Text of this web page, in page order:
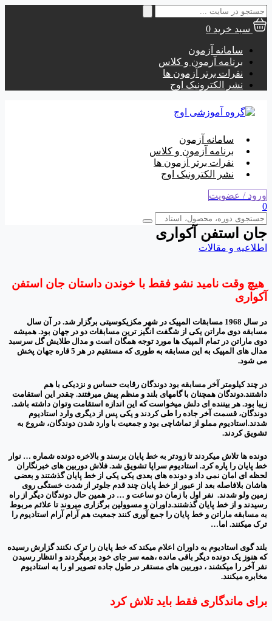
جستجو
برای:
سبد خرید 0
سامانه آزمون
برنامه آزمون و کلاس
نفرات برتر آزمون ها
نشر الکترونیک اوج
سامانه آزمون
برنامه آزمون و کلاس
نفرات برتر آزمون ها
نشر الکترونیک اوج
ورود / عضویت
0
جان استفن آکواری
اطلاعیه و مقالات
هیچ وقت نامید نشو فقط با خوندن داستان جان استفن
آکواری
در سال 1968 مسابقات المپیک در شهر مکزیکوسیتی برگزار شد. در آن سال
مسابقه دوی ماراتن یکی از شگفت انگیز ترین مسابقات دو در جهان بود. همیشه
دوی ماراتن در تمام المپیک ها مورد توجه همگان است و مدال طلایش گل سرسبد
مدال های المپیک به این مسابقه به طوری که مستقیم در هر 5 قاره جهان پخش
می شود.
در چند کیلومتر آخر مسابقه بود دوندگان رقابت حساس و نزدیکی با هم
داشتند.دوندگان همچنان با گامهای بلند و منظم پیش میرفتند. چقدر این استقامت
زیبا بود. هر بیننده ای دلش میخواست که این اندازه استقامت وتوان داشته باشد.
دوندگان، قسمت آخر جاده را طی کردند و یکی پس از دیگری وارد استادیوم
شدند.استادیوم مملو از تماشاچی بود و جمعیت با وارد شدن دوندگان، شروع به
تشویق کردند.
دونده ها تلاش میکردند تا زودتر به خط پایان برسند و بالاخره دونده شماره … نوار
خط پایان را پاره کرد. استادیوم سراپا تشویق شد. فلاش دوربین های خبرنگاران
لحظه ای امان نمی داد و دونده های بعدی یکی یکی از خط پایان گذشتند و بعضی
هاشان بلافاصله بعد از عبور از خط پایان چند قدم جلوتر از شدت خستگی روی
زمین ولو شدند. نفر اول با زمان دو ساعت و … در همین حال دوندگان دیگر از راه
رسیدند و از خط پایان گذشتند.داوران و مسوولین برگزاری میروند تا علائم مربوط
به مسابقه ماراتن و خط پایان را جمع آوری کنند جمعیت هم آرام آرام استادیوم را
ترک میکنند. اما…
بلند گوی استادیوم به داوران اعلام میکند که خط پایان را ترک نکنند گزارش رسیده
که هنوز یک دونده دیگر باقی مانده ،همه سر جای خود برمیگردند و انتظار رسیدن
نفر آخر را میکشند ، دوربین های مستقر در طول جاده تصویر او را به استادیوم
مخابره میکنند.
برای ماندگاری فقط باید تلاش کرد